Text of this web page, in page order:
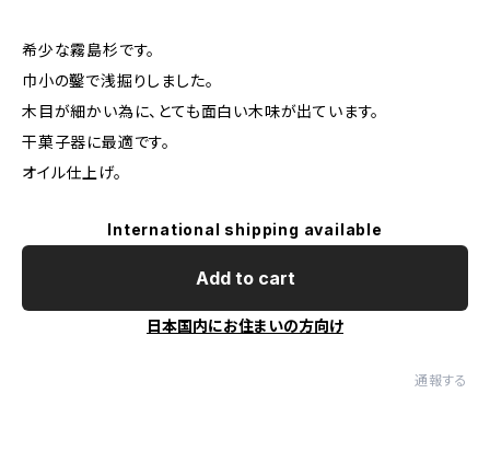
希少な霧島杉です。
巾小の鑿で浅掘りしました。
木目が細かい為に、とても面白い木味が出ています。
干菓子器に最適です。
オイル仕上げ。
International shipping available
Add to cart
日本国内にお住まいの方向け
通報する